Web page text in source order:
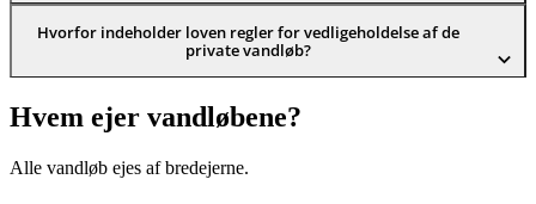
Hvorfor indeholder loven regler for vedligeholdelse af de
private vandløb?
Hvem ejer vandløbene?
Alle vandløb ejes af bredejerne.